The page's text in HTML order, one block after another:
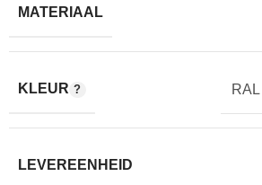
MATERIAAL
KLEUR
LEVEREENHEID